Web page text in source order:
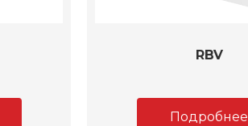
RBV
Подробнее